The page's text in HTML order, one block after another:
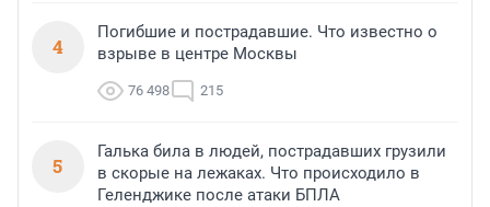
4
Погибшие и пострадавшие. Что известно о
взрыве в центре Москвы
76 498 215
5
Галька била в людей, пострадавших грузили
в скорые на лежаках. Что происходило в
Геленджике после атаки БПЛА